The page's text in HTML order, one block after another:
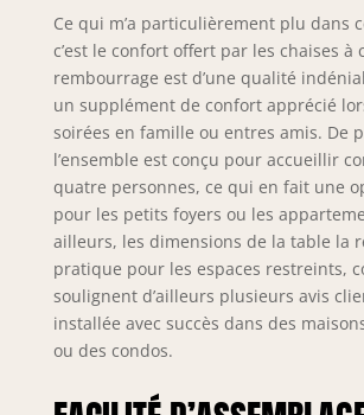
durable
lisses :
par
thermique
verre
table de
manger en
est 3 à 5
résistante
verre
la même
épaisseur.
cm
chocs et
Ce qui m’a particulièrement plu dans
c’est le confort offert par les chaises à
rembourrage est d’une qualité
un supplément de confort apprécié
soirées en famille ou entres amis. De
l’ensemble est conçu pour accueillir
quatre personnes, ce qui en fait une
pour les petits foyers ou les
ailleurs, les dimensions de la table la
pratique pour les espaces restreints,
soulignent d’ailleurs plusieurs avis
installée avec succès dans des
ou des condos.